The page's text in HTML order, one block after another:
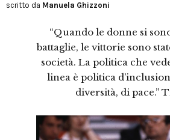
scritto da Manuela Ghizzoni
“Quando le donne si
battaglie, le vittorie sono
società. La politica che
linea è politica
diversità, di pace.”